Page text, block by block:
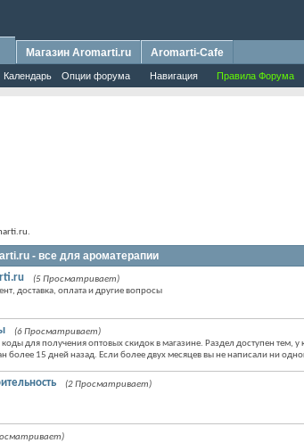
Календарь Опции форума Навигация Правила Форума
Магазин Aromarti.ru Aromarti-Cafe
- все для ароматерапии
(5 Просматривает)
доставка, оплата и другие вопросы
(6 Просматривает)
коды для получения оптовых скидок в магазине. Раздел доступен тем,
более 15 дней назад. Если более двух месяцев вы не написали ни
(2 Просматривает)